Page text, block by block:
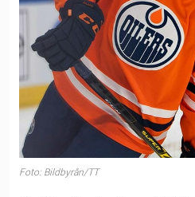
Foto: Bildbyrån/TT